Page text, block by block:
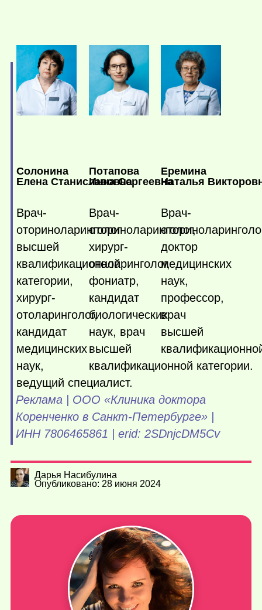
Солонина
Елена Станиславовна
Врач-
оториноларинголог
высшей
квалификационной
категории,
хирург-
отоларинголог,
кандидат
медицинских
наук,
ведущий специалист.
Потапова
Инна Сергеевна
Врач-
оториноларинголог,
хирург-
отоларинголог,
фониатр,
кандидат
биологических
наук, врач
высшей
квалификационной категории.
Еремина
Наталья
Врач-
доктор
медицинских
наук,
профессор,
врач
высшей
Реклама | ООО «Клиника доктора
Коренченко в Санкт-Петербурге» |
ИНН 7806465861 | erid: 2SDnjcDM5Cv
Дарья Насибулина
Опубликовано: 28 июня 2024